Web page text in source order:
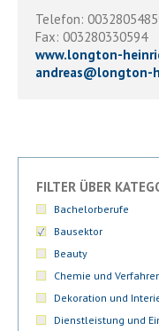
Telefon:
Fax: 003280330594
www.longton-
andreas@longton-
FILTER ÜBER
Bachelorberufe
Bausektor
Beauty
Chemie und
Dekoration und
Dienstleistung und